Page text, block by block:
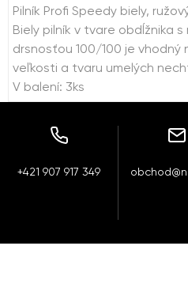
Pilník Profi Speedy biely,
Biely pilník v tvare obdĺžnika s
drsnosťou 100/100 je vhodný
veľkosti a tvaru umelých
V balení: 3ks
+421 907 917 349